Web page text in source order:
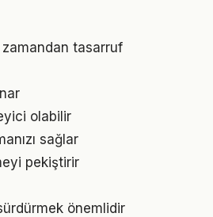
tasarruf
olabilir
sağlar
pekiştirir
önemlidir